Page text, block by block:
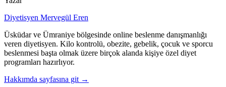
Diyetisyen Mervegül Eren
Üsküdar ve Ümraniye bölgesinde online beslenme danışmanlığı
veren diyetisyen. Kilo kontrolü, obezite, gebelik, çocuk ve sporcu
beslenmesi başta olmak üzere birçok alanda kişiye özel diyet
programları hazırlıyor.
Hakkımda sayfasına git →